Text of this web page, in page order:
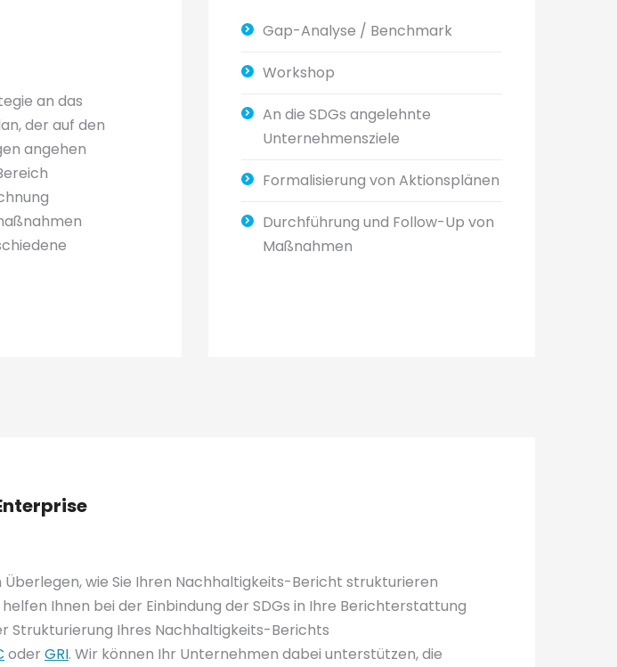
an das
der auf den
angehen
Gap-Analyse / Benchmark
Workshop
An die SDGs angelehnte
Unternehmensziele
Formalisierung von Aktionsplänen
Durchführung und Follow-Up von
Maßnahmen
Überlegen, wie Sie Ihren Nachhaltigkeits-Bericht strukturieren
Ihnen bei der Einbindung der SDGs in Ihre Berichterstattung
Strukturierung Ihres Nachhaltigkeits-Berichts
oder GRI. Wir können Ihr Unternehmen dabei unterstützen, die